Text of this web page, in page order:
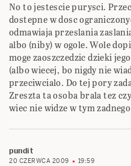
No to jestescie purysci.
dostepne w dosc
odmawiaja przeslania
albo (niby) w ogole. Wole
moge zaoszczedzic dzieki
(albo wiecej, bo nigdy nie
przeciwcialo. Do tej pory
Zreszta ta osoba brala tez
wiec nie widze w tym
pundit
20 CZERWCA 2009 19:59